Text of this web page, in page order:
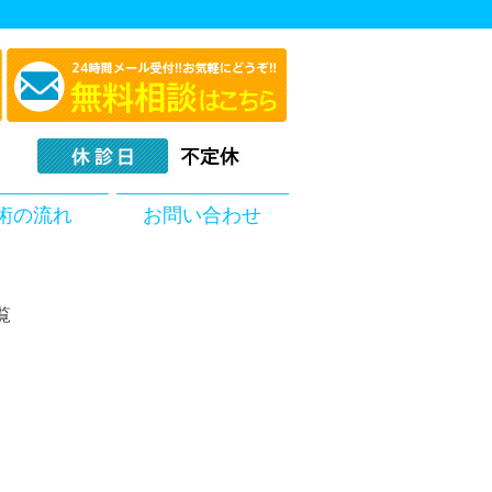
の流れ お問い合わせ